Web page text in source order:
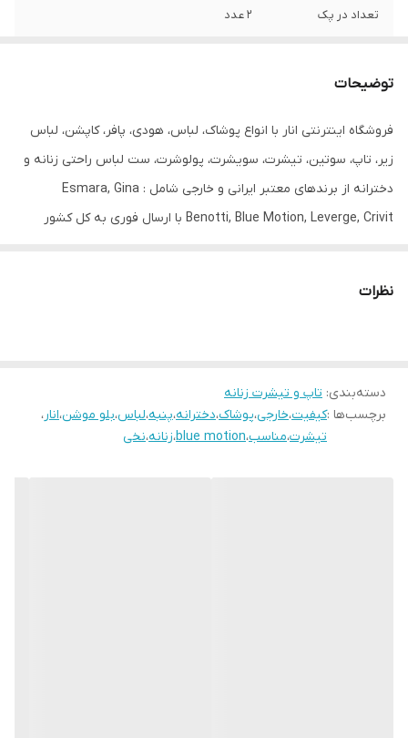
تعداد در پک 2 عدد
سرمه‌ای خط دار + شیری
سایز S 36/38
قابلیت بازگشت
توضیحات
فروشگاه اینترنتی انار با انواع پوشاک، لباس، هودی، پافر، کاپشن، لباس
زیر، تاپ، سوتین، تیشرت، سویشرت، پولوشرت، ست لباس راحتی زنانه و
دخترانه از برندهای معتبر ایرانی و خارجی شامل : Esmara, Gina
Benotti, Blue Motion, Leverge, Crivit با ارسال فوری به کل کشور
نظرات
دسته‌بندی: تاپ و تیشرت زنانه
برچسب‌ها :کیفیت،خارجی،پوشاک،دخترانه،پنبه،لباس،بلو موشن،انار،
تیشرت،مناسب،blue motion،زنانه،نخی